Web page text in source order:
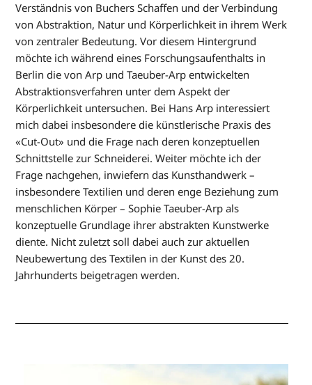
Verständnis von Buchers Schaffen und der Verbindung
von Abstraktion, Natur und Körperlichkeit in ihrem Werk
von zentraler Bedeutung. Vor diesem Hintergrund
möchte ich während eines Forschungsaufenthalts in
Berlin die von Arp und Taeuber-Arp entwickelten
Abstraktionsverfahren unter dem Aspekt der
Körperlichkeit untersuchen. Bei Hans Arp interessiert
mich dabei insbesondere die künstlerische Praxis des
«Cut-Out» und die Frage nach deren konzeptuellen
Schnittstelle zur Schneiderei. Weiter möchte ich der
Frage nachgehen, inwiefern das Kunsthandwerk –
insbesondere Textilien und deren enge Beziehung zum
menschlichen Körper – Sophie Taeuber-Arp als
konzeptuelle Grundlage ihrer abstrakten Kunstwerke
diente. Nicht zuletzt soll dabei auch zur aktuellen
Neubewertung des Textilen in der Kunst des 20.
Jahrhunderts beigetragen werden.